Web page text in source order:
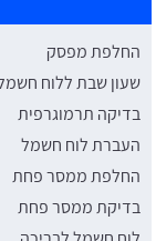
החלפת מפסק
שעון שבת ללוח
בדיקה תרמוגרפית
העברת לוח חשמל
החלפת ממסר פחת
בדיקת ממסר פחת